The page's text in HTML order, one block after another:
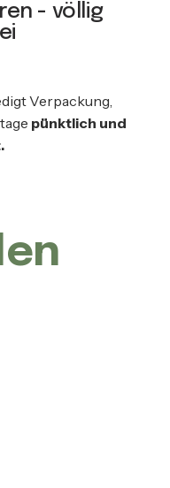
- völlig
Verpackung,
pünktlich und